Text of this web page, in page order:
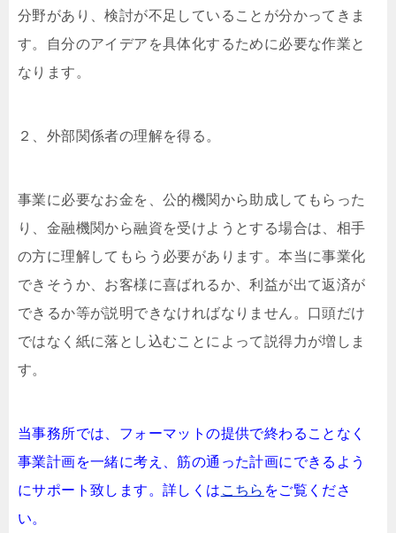
分野があり、検討が不足していることが分かってきま
す。自分のアイデアを具体化するために必要な作業と
なります。
２、外部関係者の理解を得る。
事業に必要なお金を、公的機関から助成してもらった
り、金融機関から融資を受けようとする場合は、相手
の方に理解してもらう必要があります。本当に事業化
できそうか、お客様に喜ばれるか、利益が出て返済が
できるか等が説明できなければなりません。口頭だけ
ではなく紙に落とし込むことによって説得力が増しま
す。
当事務所では、フォーマットの提供で終わることなく
事業計画を一緒に考え、筋の通った計画にできるよう
にサポート致します。詳しくは こちら をご覧くださ
い。